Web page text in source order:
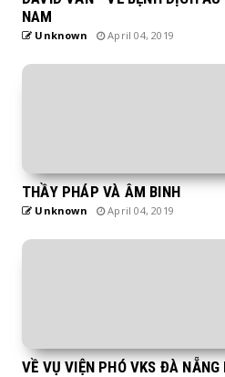
NAM
Unknown April 04, 2019
THẦY PHÁP VÀ ÂM BINH
Unknown April 04, 2019
VỀ VỤ VIỆN PHÓ VKS ĐÀ